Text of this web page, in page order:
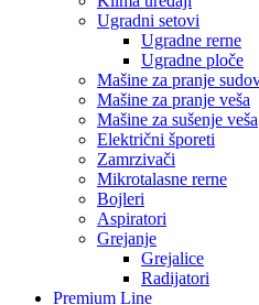
Ugradni setovi
Ugradne rerne
Ugradne ploče
Mašine za pranje
Mašine za pranje veša
Mašine za sušenje veša
Električni šporeti
Zamrzivači
Mikrotalasne rerne
Bojleri
Aspiratori
Grejanje
Grejalice
Radijatori
Premium Line